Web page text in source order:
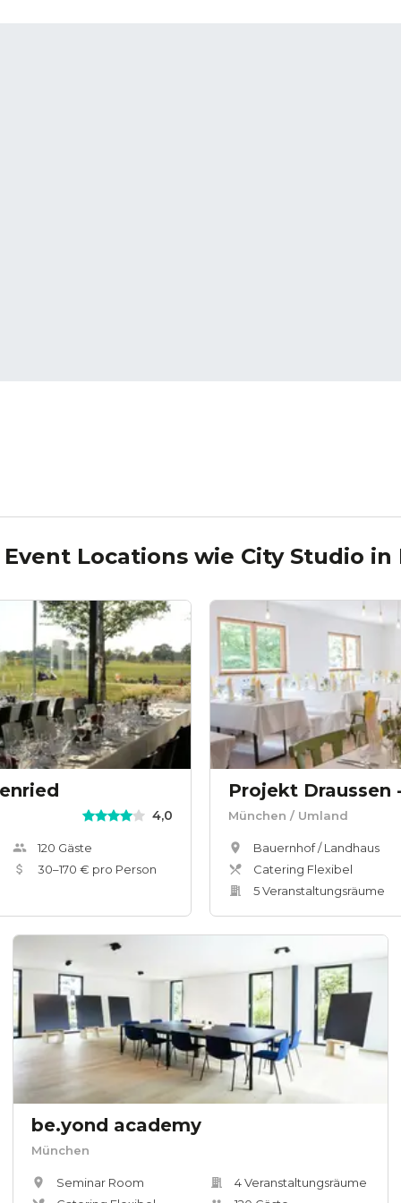
Locations wie City Studio in
4,0
120 Gäste
30–170 € pro Person
München / Umland
Bauernhof / Landhaus
Catering Flexibel
5Veranstaltungsräume
be.yond academy
München
Seminar Room
4Veranstaltungsräume